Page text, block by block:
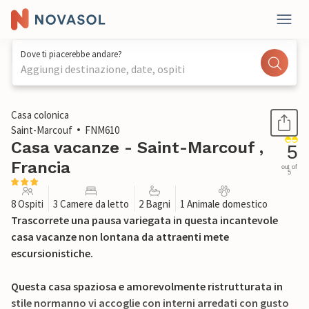
Dove ti piacerebbe andare?
Aggiungi destinazione, date, ospiti
1 / 31
Casa colonica
Saint-Marcouf
FNM610
Casa vacanze - Saint-Marcouf ,
Francia
5
out of
5
8 Ospiti 3 Camere da letto 2 Bagni 1 Animale domestico
Trascorrete una pausa variegata in questa incantevole
casa vacanze non lontana da attraenti mete
escursionistiche.
Questa casa spaziosa e amorevolmente ristrutturata in
stile normanno vi accoglie con interni arredati con gusto